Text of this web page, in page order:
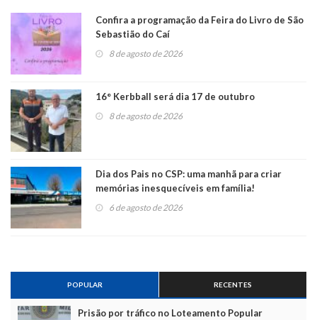
Confira a programação da Feira do Livro de São
Sebastião do Caí
8 de agosto de 2026
16° Kerbball será dia 17 de outubro
8 de agosto de 2026
Dia dos Pais no CSP: uma manhã para criar
memórias inesquecíveis em família!
6 de agosto de 2026
POPULAR RECENTES
Prisão por tráfico no Loteamento Popular